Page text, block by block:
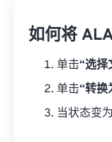
如何将
单击“选择
单击“转换
当状态变